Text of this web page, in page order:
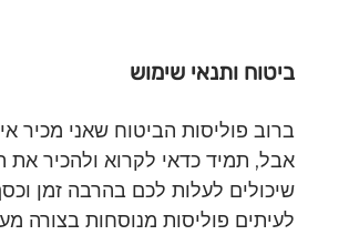
ביטוח ותנאי שימוש
ברוב פוליסות הביטוח שאני מכיר
אבל, תמיד כדאי לקרוא ולהכיר
שיכולים לעלות לכם בהרבה זמן
לעיתים פוליסות מנוסחות בצורה